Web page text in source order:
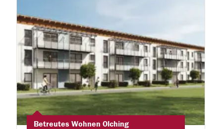
Betreutes Wohnen Olching